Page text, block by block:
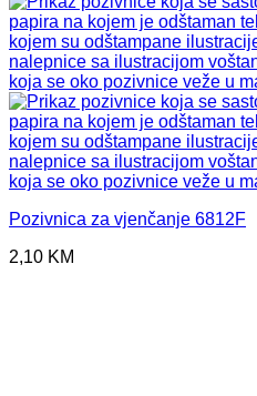
Pozivnica za vjenčanje 6812F
2,10 KM